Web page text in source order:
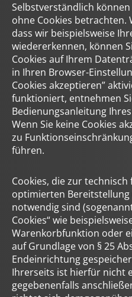
Selbstverständlich
ohne Cookies betrachten.
dass wir beispielsweise
wiedererkennen, können
Cookies auf Ihrem
in Ihren Browser-
Cookies akzeptieren”
funktioniert, entnehmen
Bedienungsanleitung
Wenn Sie keine Cookies
zu
führen.
Cookies, die zur
optimierten
notwendig sind
Cookies“ wie
Warenkorbfunktion oder
auf Grundlage von § 25
Endeinrichtung
Ihrerseits ist hierfür nicht
gegebenenfalls